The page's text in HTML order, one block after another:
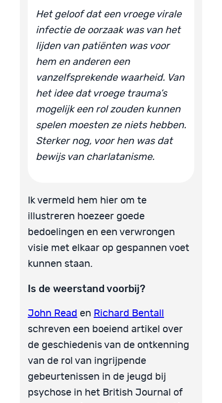
Het geloof dat een vroege virale
infectie de oorzaak was van het
lijden van patiënten was voor
hem en anderen een
vanzelfsprekende waarheid. Van
het idee dat vroege trauma’s
mogelijk een rol zouden kunnen
spelen moesten ze niets hebben.
Sterker nog, voor hen was dat
bewijs van charlatanisme.
Ik vermeld hem hier om te
illustreren hoezeer goede
bedoelingen en een verwrongen
visie met elkaar op gespannen voet
kunnen staan.
Is de weerstand voorbij?
John Read en Richard Bentall
schreven een boeiend artikel over
de geschiedenis van de ontkenning
van de rol van ingrijpende
gebeurtenissen in de jeugd bij
psychose in het British Journal of